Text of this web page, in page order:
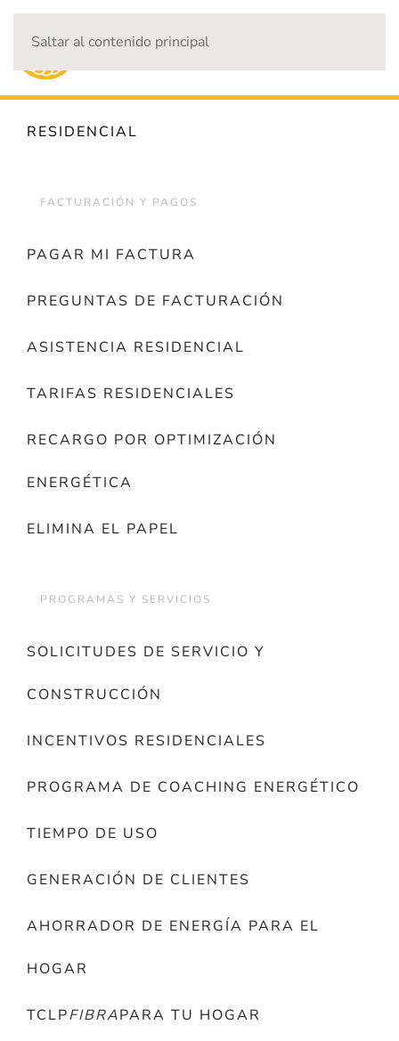
Saltar al contenido principal
RESIDENCIAL
FACTURACIÓN Y PAGOS
PAGAR MI FACTURA
PREGUNTAS DE FACTURACIÓN
ASISTENCIA RESIDENCIAL
TARIFAS RESIDENCIALES
RECARGO POR OPTIMIZACIÓN
ENERGÉTICA
ELIMINA EL PAPEL
PROGRAMAS Y SERVICIOS
SOLICITUDES DE SERVICIO Y
CONSTRUCCIÓN
INCENTIVOS RESIDENCIALES
PROGRAMA DE COACHING ENERGÉTICO
TIEMPO DE USO
GENERACIÓN DE CLIENTES
AHORRADOR DE ENERGÍA PARA EL
HOGAR
TCLPFIBRAPARA TU HOGAR